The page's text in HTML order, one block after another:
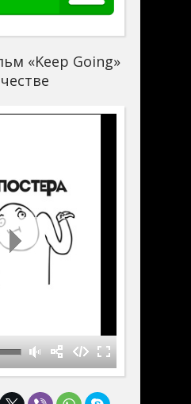
«Keep Going»